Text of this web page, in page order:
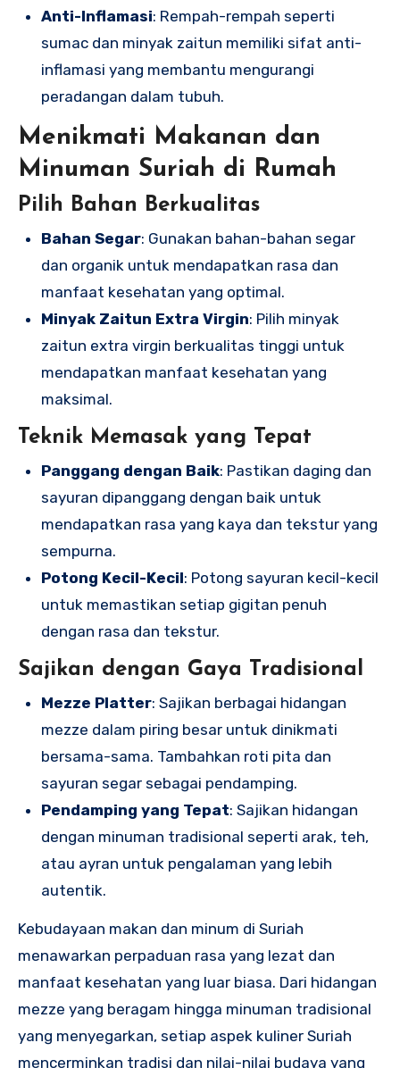
Anti-Inflamasi: Rempah-rempah seperti
sumac dan minyak zaitun memiliki sifat anti-
inflamasi yang membantu mengurangi
peradangan dalam tubuh.
Menikmati Makanan dan
Minuman Suriah di Rumah
Pilih Bahan Berkualitas
Bahan Segar: Gunakan bahan-bahan segar
dan organik untuk mendapatkan rasa dan
manfaat kesehatan yang optimal.
Minyak Zaitun Extra Virgin: Pilih minyak
zaitun extra virgin berkualitas tinggi untuk
mendapatkan manfaat kesehatan yang
maksimal.
Teknik Memasak yang Tepat
Panggang dengan Baik: Pastikan daging dan
sayuran dipanggang dengan baik untuk
mendapatkan rasa yang kaya dan tekstur yang
sempurna.
Potong Kecil-Kecil: Potong sayuran kecil-kecil
untuk memastikan setiap gigitan penuh
dengan rasa dan tekstur.
Sajikan dengan Gaya Tradisional
Mezze Platter: Sajikan berbagai hidangan
mezze dalam piring besar untuk dinikmati
bersama-sama. Tambahkan roti pita dan
sayuran segar sebagai pendamping.
Pendamping yang Tepat: Sajikan hidangan
dengan minuman tradisional seperti arak, teh,
atau ayran untuk pengalaman yang lebih
autentik.
Kebudayaan makan dan minum di Suriah
menawarkan perpaduan rasa yang lezat dan
manfaat kesehatan yang luar biasa. Dari hidangan
mezze yang beragam hingga minuman tradisional
yang menyegarkan, setiap aspek kuliner Suriah
mencerminkan tradisi dan nilai-nilai budaya yang